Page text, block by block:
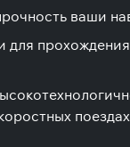
ваши
для